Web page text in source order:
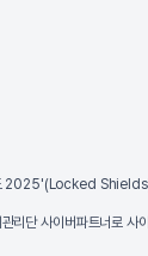
2025'(Locked Shields)
리단 사이버파트너로 사